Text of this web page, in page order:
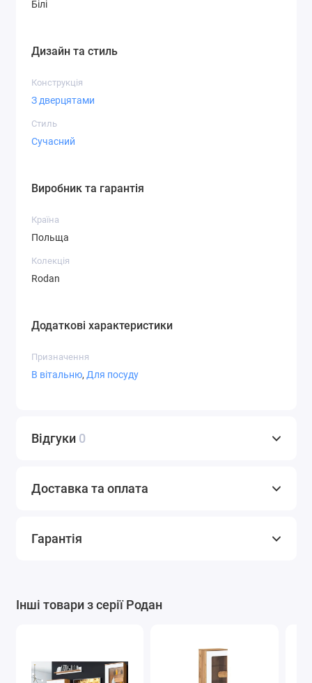
Білі
Дизайн та стиль
Конструкція
З дверцятами
Стиль
Сучасний
Виробник та гарантія
Країна
Польща
Колекція
Rodan
Додаткові характеристики
Призначення
В вітальню, Для посуду
Відгуки 0
Доставка та оплата
Гарантія
Інші товари з серії Родан